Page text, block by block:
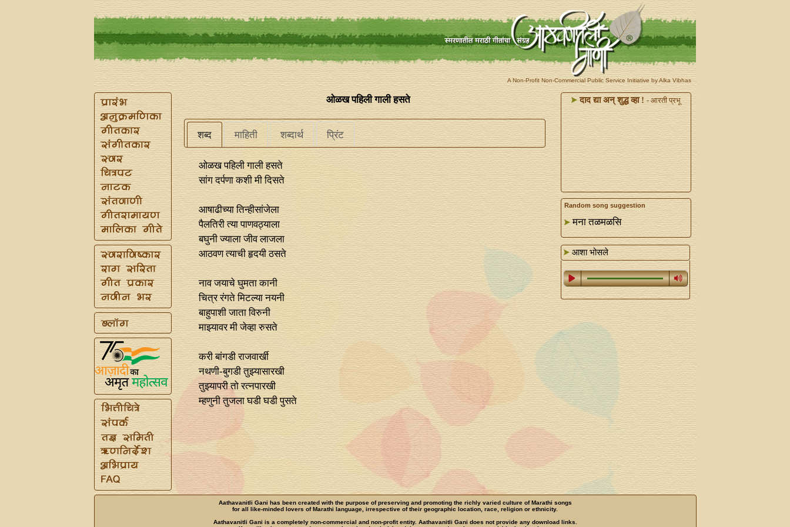
A Non-Profit Non-Commercial Public Service Initiative by Alka Vibhas
ओळख पहिली गाली हसते
शब्द माहिती शब्दार्थ प्रिंट
ओळख पहिली गाली हसते
सांग दर्पणा कशी मी दिसते
आषाढीच्या तिन्हीसांजेला
पैलतिरी त्या पाणवठ्याला
बघुनी ज्याला जीव लाजला
आठवण त्याची हृदयी ठसते
नाव जयाचे घुमता कानी
चित्र रंगते मिटल्या नयनी
बाहुपाशी जाता विरुनी
माझ्यावर मी जेव्हा रुसते
करी बांगडी राजवार्खी
नथणी-बुगडी तुझ्यासारखी
तुझ्यापरी तो रत्‍नपारखी
म्हणुनी तुजला घडी घडी पुसते
दाद द्या अन्‌ शुद्ध व्हा ! - आरती प्रभू
Random song suggestion
मना तळमळसि
आशा भोसले
Aathavanitli Gani has been created with the purpose of preserving and promoting the richly varied culture of Marathi songs
for all like-minded lovers of Marathi language, irrespective of their geographic location, race, religion or ethnicity.
Aathavanitli Gani is a completely non-commercial and non-profit entity. Aathavanitli Gani does not provide any download links.